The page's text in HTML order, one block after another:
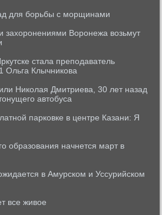
для борьбы с морщинами
захоронениями Воронежа возьмут
стала преподаватель
Ольга Клычникова
Николая Дмитриева, 30 лет назад
автобуса
парковке в центре Казани: Я
образования начнется март в
в Амурском и Уссурийском
все живое